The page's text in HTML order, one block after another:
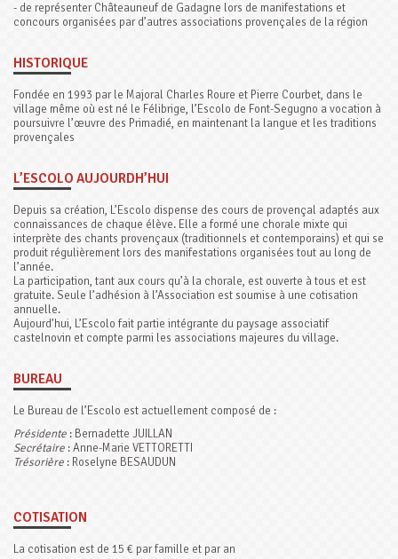
- de représenter Châteauneuf de Gadagne lors de manifestations et
concours organisées par d’autres associations provençales de la région
HISTORIQUE
Fondée en 1993 par le Majoral Charles Roure et Pierre Courbet, dans le
village même où est né le Félibrige, l’Escolo de Font-Segugno a vocation à
poursuivre l’œuvre des Primadié, en maintenant la langue et les traditions
provençales
L’ESCOLO AUJOURDH’HUI
Depuis sa création, L’Escolo dispense des cours de provençal adaptés aux
connaissances de chaque élève. Elle a formé une chorale mixte qui
interprète des chants provençaux (traditionnels et contemporains) et qui se
produit régulièrement lors des manifestations organisées tout au long de
l’année.
La participation, tant aux cours qu’à la chorale, est ouverte à tous et est
gratuite. Seule l’adhésion à l’Association est soumise à une cotisation
annuelle.
Aujourd’hui, L’Escolo fait partie intégrante du paysage associatif
castelnovin et compte parmi les associations majeures du village.
BUREAU
Le Bureau de l’Escolo est actuellement composé de :
Présidente : Bernadette JUILLAN
Secrétaire : Anne-Marie VETTORETTI
Trésorière : Roselyne BESAUDUN
COTISATION
La cotisation est de 15 € par famille et par an